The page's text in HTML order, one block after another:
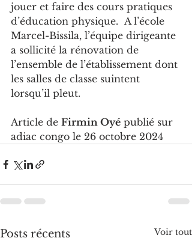
jouer et faire des cours pratiques
d’éducation physique.  A l’école
Marcel-Bissila, l’équipe dirigeante
a sollicité la rénovation de
l’ensemble de l’établissement dont
les salles de classe suintent
lorsqu’il pleut.
Article de Firmin Oyé publié sur
adiac congo le 26 octobre 2024
Posts récents Voir tout